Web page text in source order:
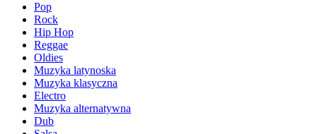
Pop
Rock
Hip Hop
Reggae
Oldies
Muzyka latynoska
Muzyka klasyczna
Electro
Muzyka alternatywna
Dub